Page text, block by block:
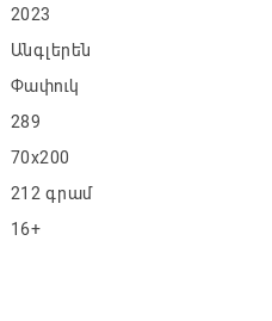
2023
Անգլերեն
Փափուկ
289
70x200
212 գրամ
16+